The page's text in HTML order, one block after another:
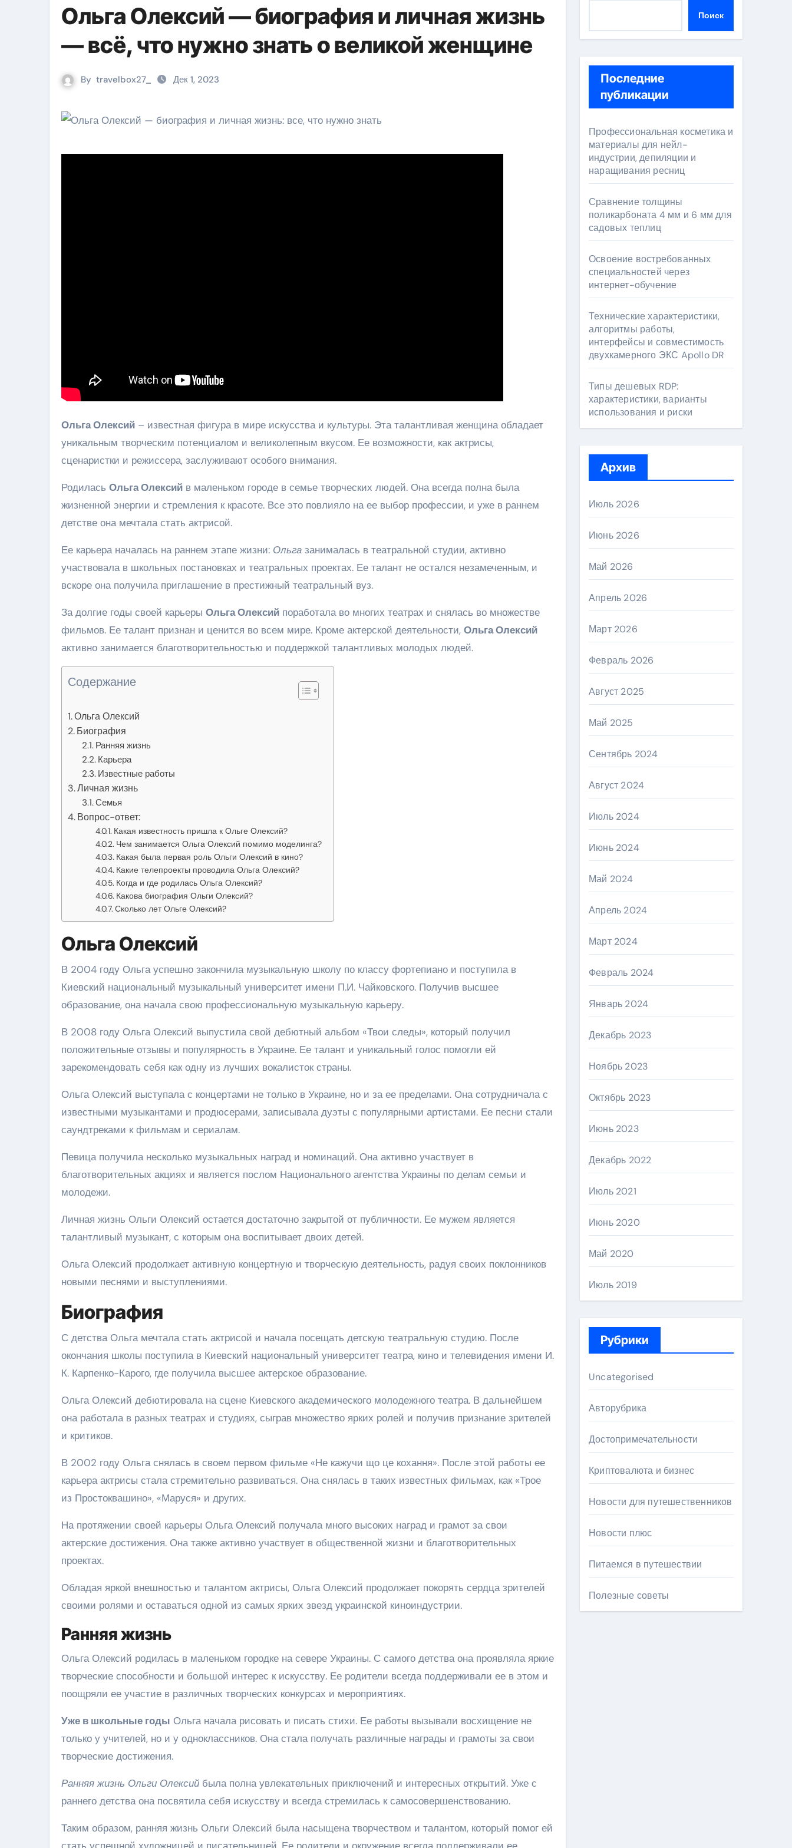
Ольга Олексий — биография и личная жизнь
— всё, что нужно знать о великой женщине
By travelbox27_ Дек 1, 2023
Ольга Олексий – известная фигура в мире искусства и культуры. Эта талантливая женщина обладает
уникальным творческим потенциалом и великолепным вкусом. Ее возможности, как актрисы,
сценаристки и режиссера, заслуживают особого внимания.
Родилась Ольга Олексий в маленьком городе в семье творческих людей. Она всегда полна была
жизненной энергии и стремления к красоте. Все это повлияло на ее выбор профессии, и уже в раннем
детстве она мечтала стать актрисой.
Ее карьера началась на раннем этапе жизни: Ольга занималась в театральной студии, активно
участвовала в школьных постановках и театральных проектах. Ее талант не остался незамеченным, и
вскоре она получила приглашение в престижный театральный вуз.
За долгие годы своей карьеры Ольга Олексий поработала во многих театрах и снялась во множестве
фильмов. Ее талант признан и ценится во всем мире. Кроме актерской деятельности, Ольга Олексий
активно занимается благотворительностью и поддержкой талантливых молодых людей.
Содержание
Ольга Олексий
Биография
Ранняя жизнь
Карьера
Известные работы
Личная жизнь
Семья
Вопрос-ответ:
Какая известность пришла к Ольге Олексий?
Чем занимается Ольга Олексий помимо моделинга?
Какая была первая роль Ольги Олексий в кино?
Какие телепроекты проводила Ольга Олексий?
Когда и где родилась Ольга Олексий?
Какова биография Ольги Олексий?
Сколько лет Ольге Олексий?
Ольга Олексий
В 2004 году Ольга успешно закончила музыкальную школу по классу фортепиано и поступила в
Киевский национальный музыкальный университет имени П.И. Чайковского. Получив высшее
образование, она начала свою профессиональную музыкальную карьеру.
В 2008 году Ольга Олексий выпустила свой дебютный альбом «Твои следы», который получил
положительные отзывы и популярность в Украине. Ее талант и уникальный голос помогли ей
зарекомендовать себя как одну из лучших вокалисток страны.
Ольга Олексий выступала с концертами не только в Украине, но и за ее пределами. Она сотрудничала с
известными музыкантами и продюсерами, записывала дуэты с популярными артистами. Ее песни стали
саундтреками к фильмам и сериалам.
Певица получила несколько музыкальных наград и номинаций. Она активно участвует в
благотворительных акциях и является послом Национального агентства Украины по делам семьи и
молодежи.
Личная жизнь Ольги Олексий остается достаточно закрытой от публичности. Ее мужем является
талантливый музыкант, с которым она воспитывает двоих детей.
Ольга Олексий продолжает активную концертную и творческую деятельность, радуя своих поклонников
новыми песнями и выступлениями.
Биография
С детства Ольга мечтала стать актрисой и начала посещать детскую театральную студию. После
окончания школы поступила в Киевский национальный университет театра, кино и телевидения имени И.
К. Карпенко-Карого, где получила высшее актерское образование.
Ольга Олексий дебютировала на сцене Киевского академического молодежного театра. В дальнейшем
она работала в разных театрах и студиях, сыграв множество ярких ролей и получив признание зрителей
и критиков.
В 2002 году Ольга снялась в своем первом фильме «Не кажучи що це кохання». После этой работы ее
карьера актрисы стала стремительно развиваться. Она снялась в таких известных фильмах, как «Трое
из Простоквашино», «Маруся» и других.
На протяжении своей карьеры Ольга Олексий получала много высоких наград и грамот за свои
актерские достижения. Она также активно участвует в общественной жизни и благотворительных
проектах.
Обладая яркой внешностью и талантом актрисы, Ольга Олексий продолжает покорять сердца зрителей
своими ролями и оставаться одной из самых ярких звезд украинской киноиндустрии.
Ранняя жизнь
Ольга Олексий родилась в маленьком городке на севере Украины. С самого детства она проявляла яркие
творческие способности и большой интерес к искусству. Ее родители всегда поддерживали ее в этом и
поощряли ее участие в различных творческих конкурсах и мероприятиях.
Уже в школьные годы Ольга начала рисовать и писать стихи. Ее работы вызывали восхищение не
только у учителей, но и у одноклассников. Она стала получать различные награды и грамоты за свои
творческие достижения.
Ранняя жизнь Ольги Олексий была полна увлекательных приключений и интересных открытий. Уже с
раннего детства она посвятила себя искусству и всегда стремилась к самосовершенствованию.
Таким образом, ранняя жизнь Ольги Олексий была насыщена творчеством и талантом, который помог ей
стать успешной художницей и писательницей. Ее родители и окружение всегда поддерживали ее
Поиск
Последние
публикации
Профессиональная косметика и
материалы для нейл-
индустрии, депиляции и
наращивания ресниц
Сравнение толщины
поликарбоната 4 мм и 6 мм для
садовых теплиц
Освоение востребованных
специальностей через
интернет-обучение
Технические характеристики,
алгоритмы работы,
интерфейсы и совместимость
двухкамерного ЭКС Apollo DR
Типы дешевых RDP:
характеристики, варианты
использования и риски
Архив
Июль 2026
Июнь 2026
Май 2026
Апрель 2026
Март 2026
Февраль 2026
Август 2025
Май 2025
Сентябрь 2024
Август 2024
Июль 2024
Июнь 2024
Май 2024
Апрель 2024
Март 2024
Февраль 2024
Январь 2024
Декабрь 2023
Ноябрь 2023
Октябрь 2023
Июнь 2023
Декабрь 2022
Июль 2021
Июнь 2020
Май 2020
Июль 2019
Рубрики
Uncategorised
Авторубрика
Достопримечательности
Криптовалюта и бизнес
Новости для путешественников
Новости плюс
Питаемся в путешествии
Полезные советы